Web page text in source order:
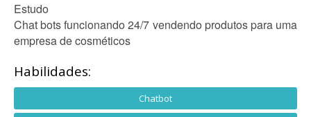
Estudo
Chat bots funcionando 24/7 vendendo produtos para uma
empresa de cosméticos
Habilidades:
Chatbot